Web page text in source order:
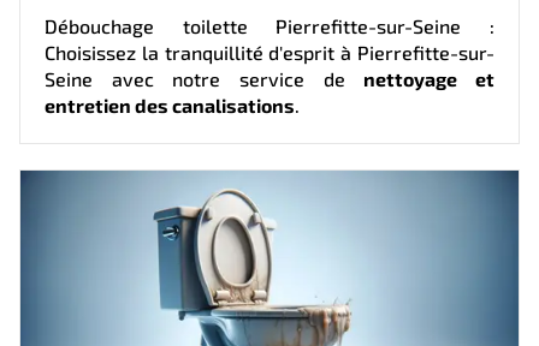
Débouchage toilette Pierrefitte-sur-Seine :
Choisissez la tranquillité d'esprit à Pierrefitte-sur-
Seine avec notre service de nettoyage et
entretien des canalisations.